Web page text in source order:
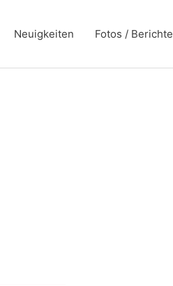
Neuigkeiten Fotos / Berichte